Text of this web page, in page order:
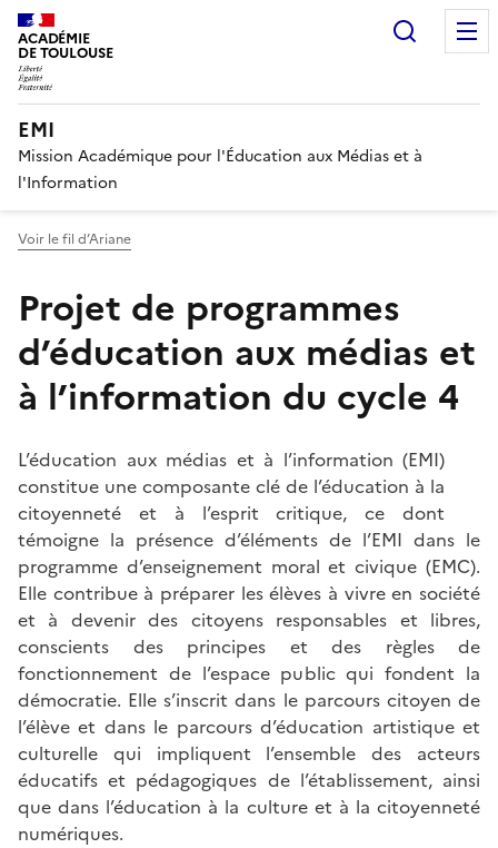
ACADÉMIE
DE TOULOUSE
EMI
Mission Académique pour l'Éducation aux Médias et à
l'Information
Voir le fil d’Ariane
Projet de programmes
d’éducation aux médias et
à l’information du cycle 4
L’éducation aux médias et à l’information (EMI)
constitue une composante clé de l’éducation à la
citoyenneté et à l’esprit critique, ce dont
témoigne la présence d’éléments de l’EMI dans le
programme d’enseignement moral et civique (EMC).
Elle contribue à préparer les élèves à vivre en société
et à devenir des citoyens responsables et libres,
conscients des principes et des règles de
fonctionnement de l’espace public qui fondent la
démocratie. Elle s’inscrit dans le parcours citoyen de
l’élève et dans le parcours d’éducation artistique et
culturelle qui impliquent l’ensemble des acteurs
éducatifs et pédagogiques de l’établissement, ainsi
que dans l’éducation à la culture et à la citoyenneté
numériques.